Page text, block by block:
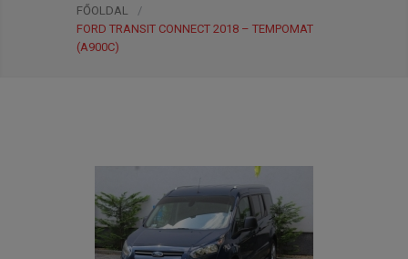
FŐOLDAL
/
FORD TRANSIT CONNECT 2018 – TEMPOMAT
(A900C)